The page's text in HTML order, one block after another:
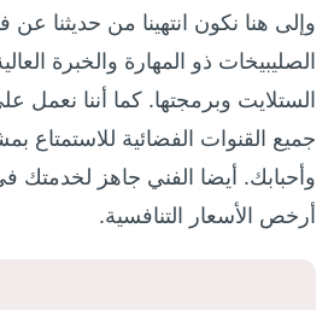
وإلى هنا نكون انتهينا من حديثنا
الصليبيخات ذو المهارة والخبرة
الستلايت وبرمجتها. كما أننا نعمل
جميع القنوات الفضائية للاستمتاع
وأحبابك. أيضا الفني جاهز
أرخص الأسعار التنافسية.